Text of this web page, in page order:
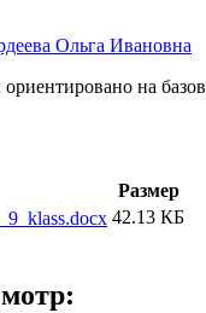
Ольга Ивановна
на
Размер
42.13 КБ